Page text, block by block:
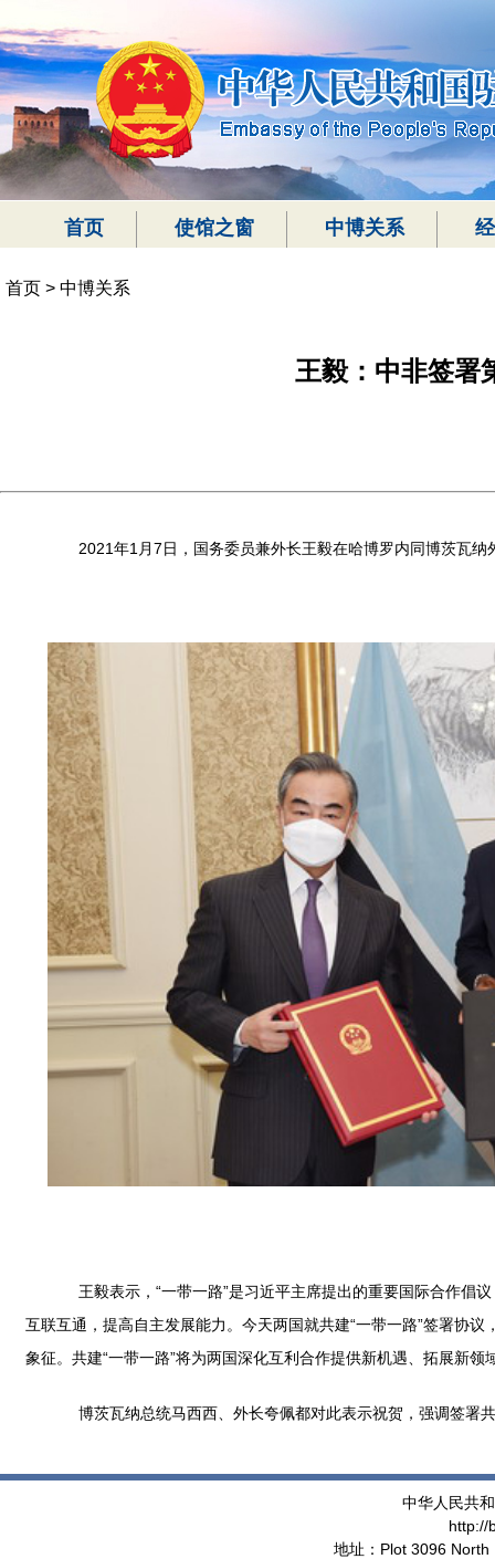
首页 使馆之窗 中博关系
首页 > 中博关系
王毅：中非签署
2021年1月7日，国务委员兼外长王毅在哈博罗内同博茨瓦纳
王毅表示，“一带一路”是习近平主席提出的重要国际合作倡
互联互通，提高自主发展能力。今天两国就共建“一带一路”签署协
象征。共建“一带一路”将为两国深化互利合作提供新机遇、拓展新
博茨瓦纳总统马西西、外长夸佩都对此表示祝贺，强调签署共
中华人民共
http://
地址：Plot 3096